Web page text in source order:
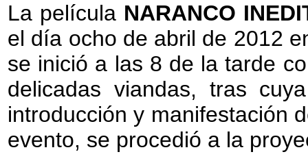
La película NARANCO
el día ocho de abril de 2012
se inició a las 8 de la tarde
delicadas viandas, tras
introducción y manifestación
evento, se procedió a la